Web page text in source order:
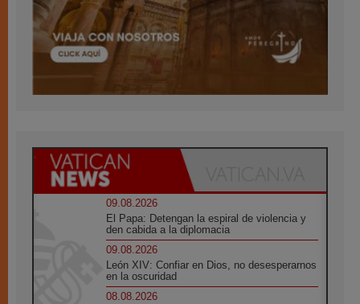
09.08.2026
El Papa: Detengan la espiral de violencia y
den cabida a la diplomacia
09.08.2026
León XIV: Confiar en Dios, no desesperarnos
en la oscuridad
08.08.2026